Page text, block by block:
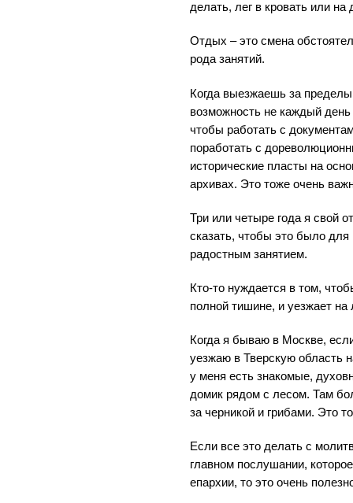
делать, лег в кровать или
Отдых – это смена
рода занятий.
Когда выезжаешь за
возможность не каждый день
чтобы работать с
поработать с
исторические пласты на
архивах. Это тоже очень
Три или четыре года я свой
сказать, чтобы это было
радостным занятием.
Кто-то нуждается в том,
полной тишине, и уезжает
Когда я бываю в Москве,
уезжаю в Тверскую область
у меня есть знакомые,
домик рядом с лесом. Там
за черникой и грибами. Это
Если все это делать с
главном послушании,
епархии, то это очень